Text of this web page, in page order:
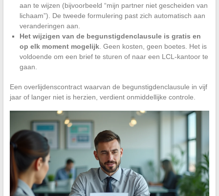
aan te wijzen (bijvoorbeeld “mijn partner niet gescheiden van
lichaam”). De tweede formulering past zich automatisch aan
veranderingen aan.
Het wijzigen van de begunstigdenclausule is gratis en
op elk moment mogelijk. Geen kosten, geen boetes. Het is
voldoende om een brief te sturen of naar een LCL-kantoor te
gaan.
Een overlijdenscontract waarvan de begunstigdenclausule in vijf
jaar of langer niet is herzien, verdient onmiddellijke controle.